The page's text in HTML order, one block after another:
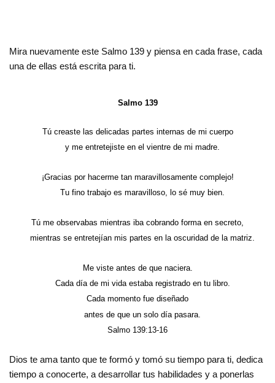
Mira nuevamente este Salmo 139 y piensa en cada frase, cada
una de ellas está escrita para ti.
Salmo 139
Tú creaste las delicadas partes internas de mi cuerpo
y me entretejiste en el vientre de mi madre.
¡Gracias por hacerme tan maravillosamente complejo!
Tu fino trabajo es maravilloso, lo sé muy bien.
Tú me observabas mientras iba cobrando forma en secreto,
mientras se entretejían mis partes en la oscuridad de la matriz.
Me viste antes de que naciera.
Cada día de mi vida estaba registrado en tu libro.
Cada momento fue diseñado
antes de que un solo día pasara.
Salmo 139:13-16
Dios te ama tanto que te formó y tomó su tiempo para ti, dedica
tiempo a conocerte, a desarrollar tus habilidades y a ponerlas